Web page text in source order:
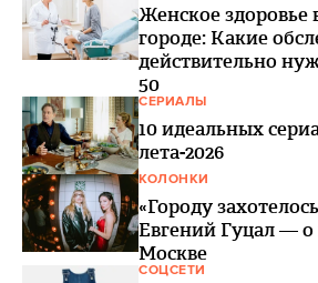
Женское здоровье
городе: Какие
действительно
50
СЕРИАЛЫ
10 идеальных
лета-2026
КОЛОНКИ
«Городу
Евгений Гуцал —
Москве
СОЦСЕТИ